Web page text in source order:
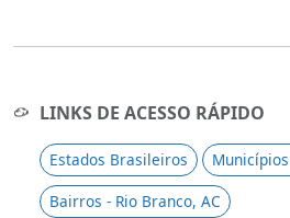
LINKS DE ACESSO RÁPIDO
Estados Brasileiros
Bairros - Rio Branco, AC